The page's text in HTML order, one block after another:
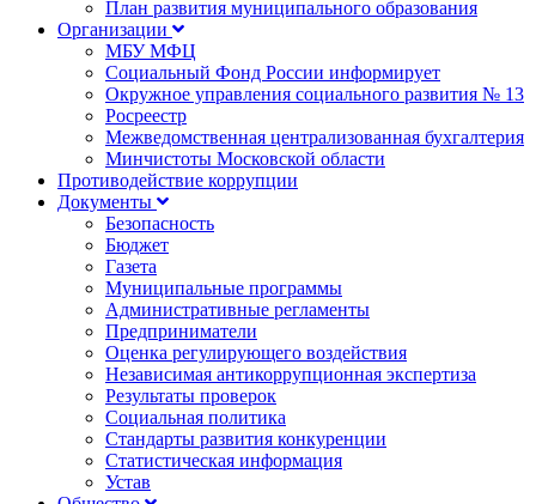
План развития муниципального образования
Организации
МБУ МФЦ
Социальный Фонд России информирует
Окружное управления социального развития № 13
Росреестр
Межведомственная централизованная бухгалтерия
Минчистоты Московской области
Противодействие коррупции
Документы
Безопасность
Бюджет
Газета
Муниципальные программы
Административные регламенты
Предприниматели
Оценка регулирующего воздействия
Независимая антикоррупционная экспертиза
Результаты проверок
Социальная политика
Стандарты развития конкуренции
Статистическая информация
Устав